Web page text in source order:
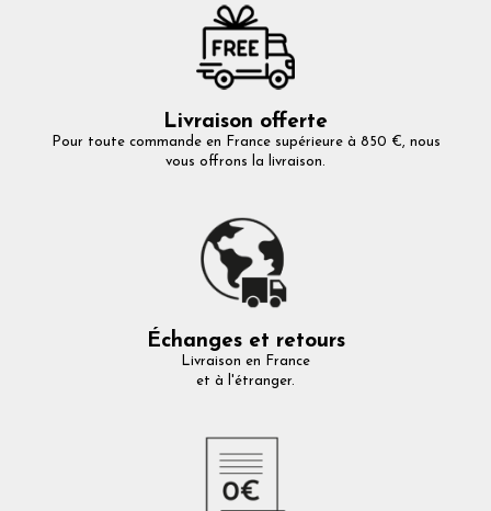
Livraison offerte
Pour toute commande en France supérieure à 850 €, nous
vous offrons la livraison.
Échanges et retours
Livraison en France
et à l'étranger.